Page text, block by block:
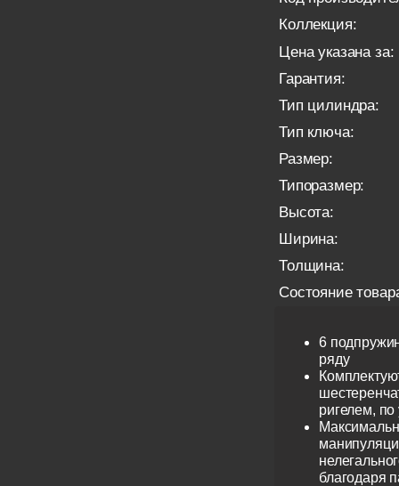
Коллекция:
Цена указана за:
Гарантия:
Тип цилиндра:
Тип ключа:
Размер:
Типоразмер:
Высота:
Ширина:
Толщина:
Состояние
6
ряду
ригелем,
благодаря